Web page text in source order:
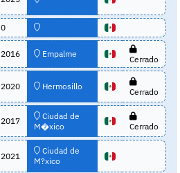
0
2016 Empalme
Cerrado
2020 Hermosillo
Cerrado
2017
Ciudad de
M�xico
Cerrado
2021
Ciudad de
M?xico